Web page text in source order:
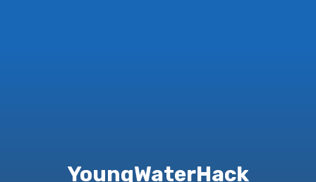
YoungWaterHack